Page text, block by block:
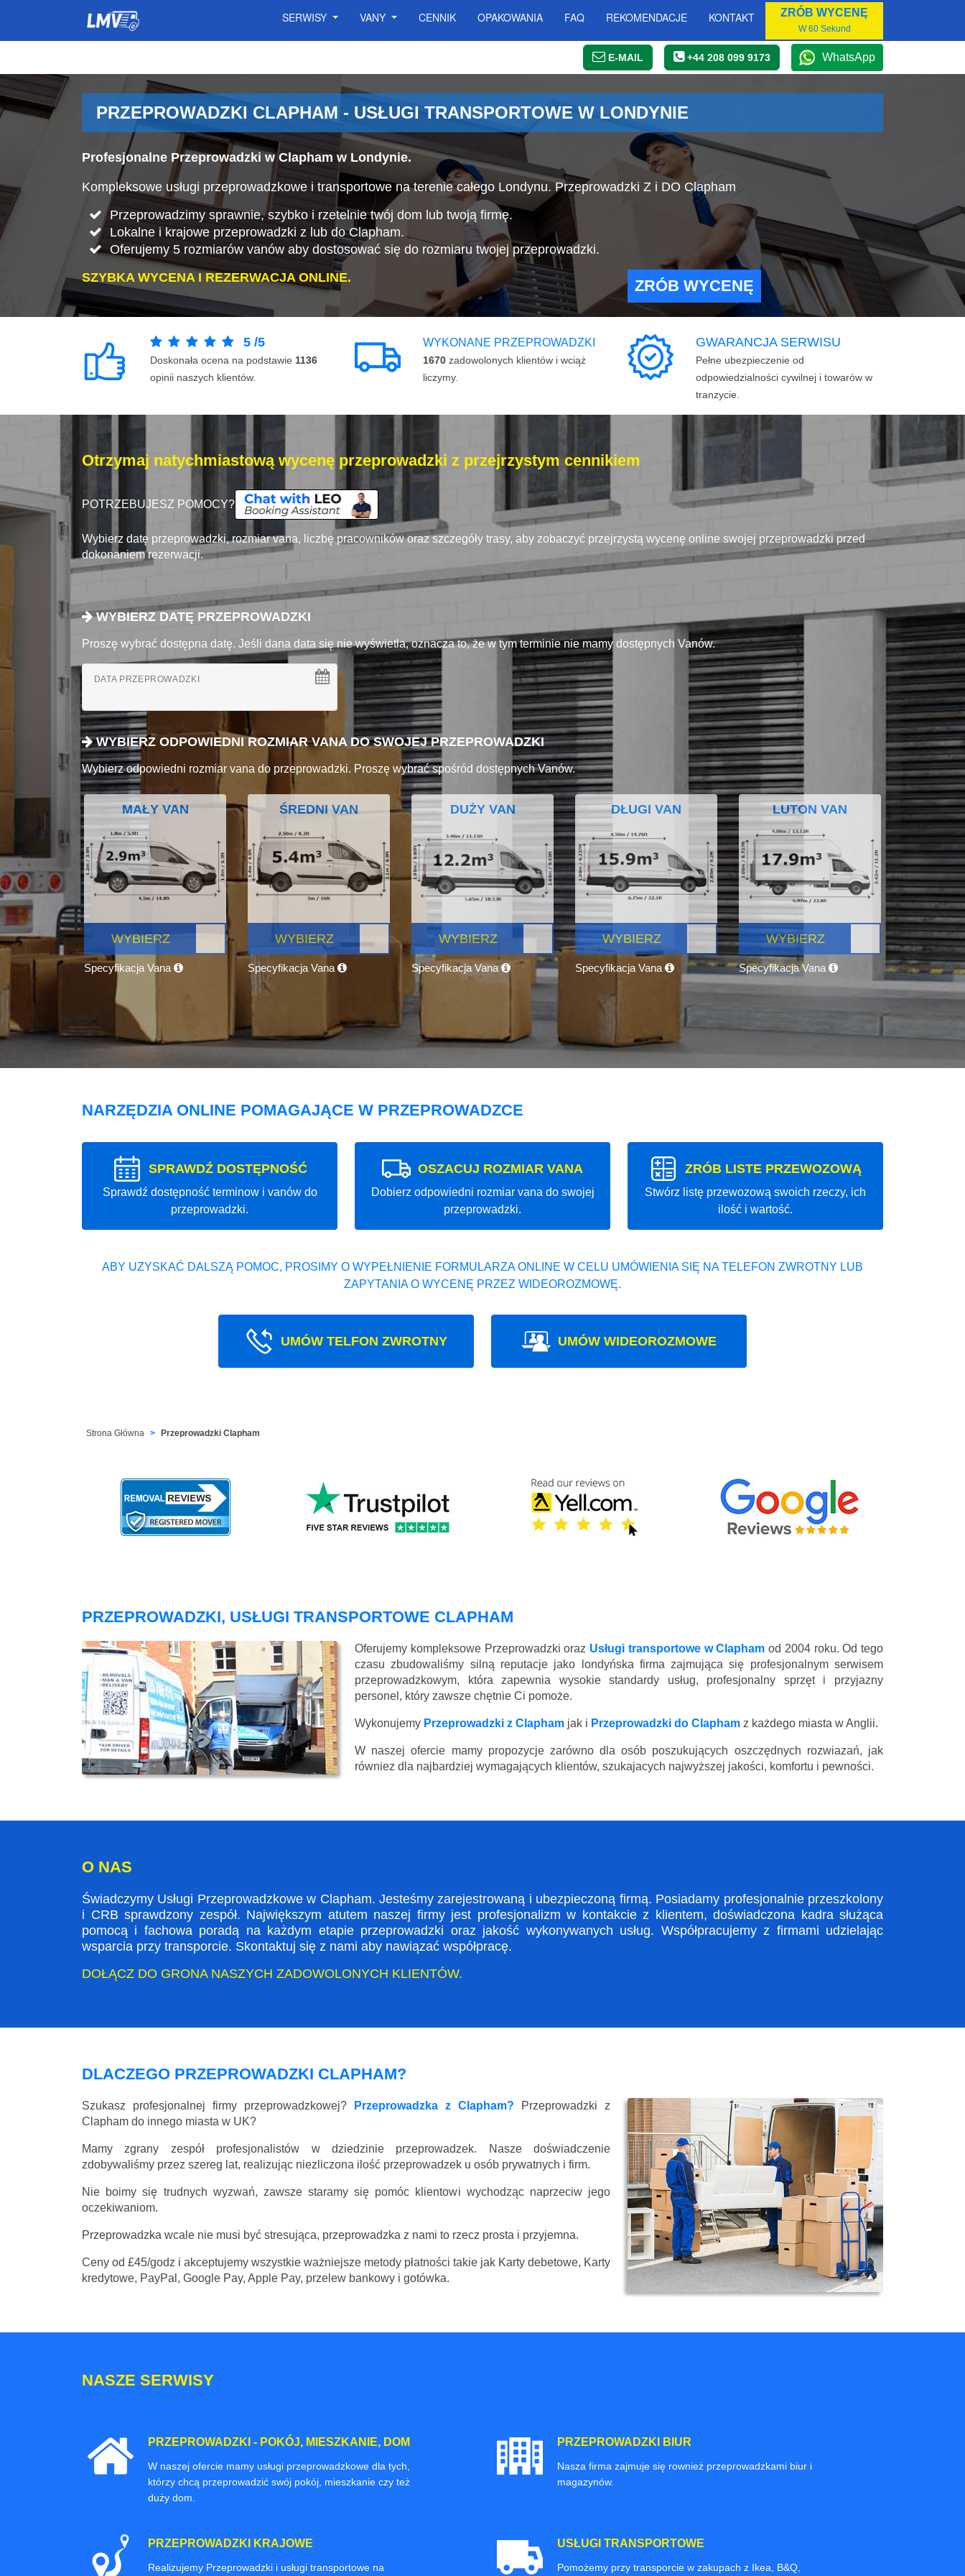
SERWISY VANY CENNIK OPAKOWANIA FAQ REKOMENDACJE KONTAKT ZRÓB WYCENĘ
W 60 Sekund
E-MAIL +44 208 099 9173 WhatsApp
PRZEPROWADZKI CLAPHAM - USŁUGI TRANSPORTOWE W LONDYNIE
Profesjonalne Przeprowadzki w Clapham w Londynie.
Kompleksowe usługi przeprowadzkowe i transportowe na terenie całego Londynu. Przeprowadzki Z i DO Clapham
Przeprowadzimy sprawnie, szybko i rzetelnie twój dom lub twoją firmę.
Lokalne i krajowe przeprowadzki z lub do Clapham.
Oferujemy 5 rozmiarów vanów aby dostosować się do rozmiaru twojej przeprowadzki.
SZYBKA WYCENA I REZERWACJA ONLINE.
ZRÓB WYCENĘ
5 /5
Doskonała ocena na podstawie 1136
opinii naszych klientów.
WYKONANE PRZEPROWADZKI
1670 zadowolonych klientów i wciąż
liczymy.
GWARANCJA SERWISU
Pełne ubezpieczenie od
odpowiedzialności cywilnej i towarów w
tranzycie.
Otrzymaj natychmiastową wycenę przeprowadzki z przejrzystym cennikiem
POTRZEBUJESZ POMOCY?
Wybierz datę przeprowadzki, rozmiar vana, liczbę pracowników oraz szczegóły trasy, aby zobaczyć przejrzystą wycenę online swojej przeprowadzki przed
dokonaniem rezerwacji.
WYBIERZ DATĘ PRZEPROWADZKI
Proszę wybrać dostępna datę. Jeśli dana data się nie wyświetla, oznacza to, że w tym terminie nie mamy dostępnych Vanów.
DATA PRZEPROWADZKI
WYBIERZ ODPOWIEDNI ROZMIAR VANA DO SWOJEJ PRZEPROWADZKI
Wybierz odpowiedni rozmiar vana do przeprowadzki. Proszę wybrać spośród dostępnych Vanów.
MAŁY VAN
WYBIERZ
Specyfikacja Vana
ŚREDNI VAN
WYBIERZ
Specyfikacja Vana
DUŻY VAN
WYBIERZ
Specyfikacja Vana
DŁUGI VAN
WYBIERZ
Specyfikacja Vana
LUTON VAN
WYBIERZ
Specyfikacja Vana
NARZĘDZIA ONLINE POMAGAJĄCE W PRZEPROWADZCE
SPRAWDŹ DOSTĘPNOŚĆ
Sprawdź dostępność terminow i vanów do
przeprowadzki.
OSZACUJ ROZMIAR VANA
Dobierz odpowiedni rozmiar vana do swojej
przeprowadzki.
ZRÓB LISTE PRZEWOZOWĄ
Stwórz listę przewozową swoich rzeczy, ich
ilość i wartość.
ABY UZYSKAĆ DALSZĄ POMOC, PROSIMY O WYPEŁNIENIE FORMULARZA ONLINE W CELU UMÓWIENIA SIĘ NA TELEFON ZWROTNY LUB
ZAPYTANIA O WYCENĘ PRZEZ WIDEOROZMOWĘ.
UMÓW TELFON ZWROTNY UMÓW WIDEOROZMOWE
Strona Główna Przeprowadzki Clapham
PRZEPROWADZKI, USŁUGI TRANSPORTOWE CLAPHAM
Oferujemy kompleksowe Przeprowadzki oraz Usługi transportowe w Clapham od 2004 roku. Od tego
czasu zbudowaliśmy silną reputacje jako londyńska firma zajmująca się profesjonalnym serwisem
przeprowadzkowym, która zapewnia wysokie standardy usług, profesjonalny sprzęt i przyjazny
personel, który zawsze chętnie Ci pomoże.
Wykonujemy Przeprowadzki z Clapham jak i Przeprowadzki do Clapham z każdego miasta w Anglii.
W naszej ofercie mamy propozycje zarówno dla osób poszukujących oszczędnych rozwiazań, jak
równiez dla najbardziej wymagających klientów, szukajacych najwyższej jakości, komfortu i pewności.
O NAS
Świadczymy Usługi Przeprowadzkowe w Clapham. Jesteśmy zarejestrowaną i ubezpieczoną firmą. Posiadamy profesjonalnie przeszkolony
i CRB sprawdzony zespół. Największym atutem naszej firmy jest profesjonalizm w kontakcie z klientem, doświadczona kadra służąca
pomocą i fachowa poradą na każdym etapie przeprowadzki oraz jakość wykonywanych usług. Współpracujemy z firmami udzielając
wsparcia przy transporcie. Skontaktuj się z nami aby nawiązać współpracę.
DOŁĄCZ DO GRONA NASZYCH ZADOWOLONYCH KLIENTÓW.
DLACZEGO PRZEPROWADZKI CLAPHAM?
Szukasz profesjonalnej firmy przeprowadzkowej? Przeprowadzka z Clapham? Przeprowadzki z
Clapham do innego miasta w UK?
Mamy zgrany zespół profesjonalistów w dziedzinie przeprowadzek. Nasze doświadczenie
zdobywaliśmy przez szereg lat, realizując niezliczona ilość przeprowadzek u osób prywatnych i firm.
Nie boimy się trudnych wyzwań, zawsze staramy się pomóc klientowi wychodząc naprzeciw jego
oczekiwaniom.
Przeprowadzka wcale nie musi być stresująca, przeprowadzka z nami to rzecz prosta i przyjemna.
Ceny od £45/godz i akceptujemy wszystkie ważniejsze metody płatności takie jak Karty debetowe, Karty
kredytowe, PayPal, Google Pay, Apple Pay, przelew bankowy i gotówka.
NASZE SERWISY
PRZEPROWADZKI - POKÓJ, MIESZKANIE, DOM
W naszej ofercie mamy usługi przeprowadzkowe dla tych,
którzy chcą przeprowadzić swój pokój, mieszkanie czy też
duży dom.
PRZEPROWADZKI BIUR
Nasza firma zajmuje się rownież przeprowadzkami biur i
magazynów.
PRZEPROWADZKI KRAJOWE
Realizujemy Przeprowadzki i usługi transportowe na
USŁUGI TRANSPORTOWE
Pomożemy przy transporcie w zakupach z Ikea, B&Q,